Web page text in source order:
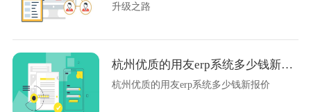
升级之路
杭州优质的用友erp系统多少钱新报价
杭州优质的用友erp系统多少钱新报价